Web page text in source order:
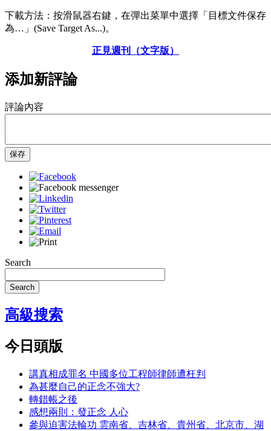
下載方法：按滑鼠器右鍵，在彈出菜單中選擇「目標文件保存
為…」(Save Target As...)。
正見週刊（文字版）
添加新評論
評論內容
保存
Search
Search
高級搜索
今日頭版
講真相成罪名 中國多位工程師律師遭枉判
為甚麼自己的正念不強大?
轉錯帳之後
感想兩則：發正念 人心
參與迫害法輪功 雲南省、吉林省、貴州省、北京市、湖